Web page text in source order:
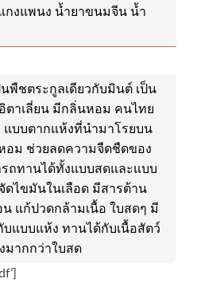
กงแพนง น้ำยาขนมจีน น้ำ
นพืชตระกูลเดียวกับมินต์ เป็น
ตาเลี่ยน มีกลิ่นหอม คนไทย
แบบตากแห้งที่นำมาโรยบน
ม ช่วยลดความจืดชืดของ
ถทานได้ทั้งแบบสดและแบบ
ไขมันในเลือด มีสารต้าน
แก้ปวดกล้ามเนื้อ ใบสดๆ มี
แบบแห้ง ทานได้กับเนื้อสัตว์
ากกว่าใบสด